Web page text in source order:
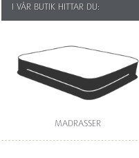
I VÅR BUTIK HITTAR DU:
MADRASSER